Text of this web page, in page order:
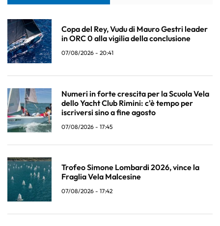
Copa del Rey, Vudu di Mauro Gestri leader
in ORC 0 alla vigilia della conclusione
07/08/2026 - 20:41
Numeri in forte crescita per la Scuola Vela
dello Yacht Club Rimini: c'è tempo per
iscriversi sino a fine agosto
07/08/2026 - 17:45
Trofeo Simone Lombardi 2026, vince la
Fraglia Vela Malcesine
07/08/2026 - 17:42